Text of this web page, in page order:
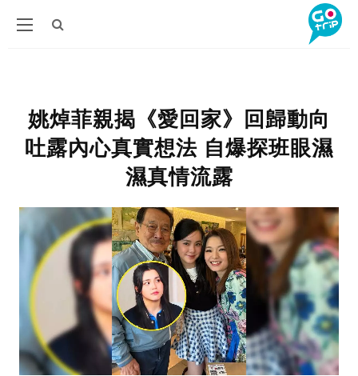
姚焯菲親揭《愛回家》回歸動向
吐露內心真實想法 自爆探班眼濕
濕真情流露